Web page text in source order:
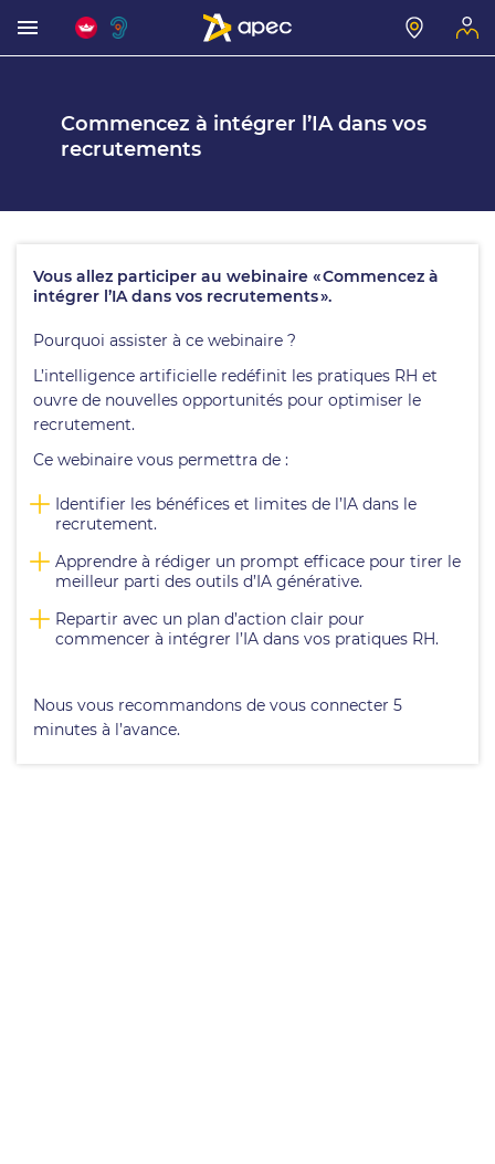
Commencez à intégrer l’IA dans vos
recrutements
Vous allez participer au webinaire « Commencez à
intégrer l’IA dans vos recrutements ».
Pourquoi assister à ce webinaire ?
L’intelligence artificielle redéfinit les pratiques RH et
ouvre de nouvelles opportunités pour optimiser le
recrutement.
Ce webinaire vous permettra de :
Identifier les bénéfices et limites de l’IA dans le
recrutement.
Apprendre à rédiger un prompt efficace pour tirer le
meilleur parti des outils d’IA générative.
Repartir avec un plan d’action clair pour
commencer à intégrer l’IA dans vos pratiques RH.
Nous vous recommandons de vous connecter 5
minutes à l’avance.